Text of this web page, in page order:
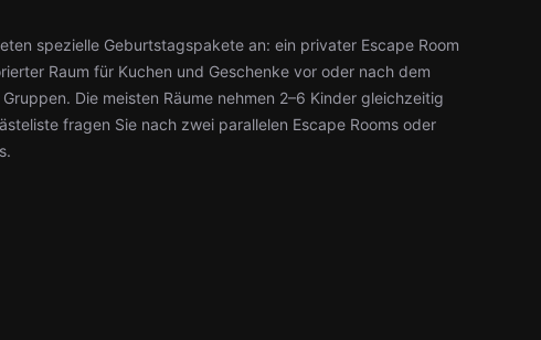
spezielle Geburtstagspakete an: ein privater Escape Room
Raum für Kuchen und Geschenke vor oder nach dem
Die meisten Räume nehmen 2–6 Kinder gleichzeitig
fragen Sie nach zwei parallelen Escape Rooms oder